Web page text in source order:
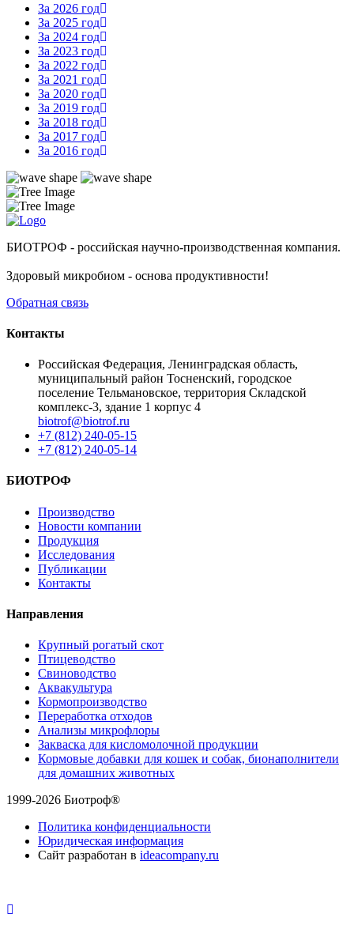
За 2026 год
За 2025 год
За 2024 год
За 2023 год
За 2022 год
За 2021 год
За 2020 год
За 2019 год
За 2018 год
За 2017 год
За 2016 год
БИОТРОФ - российская научно-производственная компания.
Здоровый микробиом - основа продуктивности!
Обратная связь
Контакты
Российская Федерация, Ленинградская область,
муниципальный район Тосненский, городское
поселение Тельмановское, территория Складской
комплекс-3, здание 1 корпус 4
biotrof@biotrof.ru
+7 (812) 240-05-15
+7 (812) 240-05-14
БИОТРОФ
Производство
Новости компании
Продукция
Исследования
Публикации
Контакты
Направления
Крупный рогатый скот
Птицеводство
Свиноводство
Аквакультура
Кормопроизводство
Переработка отходов
Анализы микрофлоры
Закваска для кисломолочной продукции
Кормовые добавки для кошек и собак, бионаполнители
для домашних животных
1999-2026 Биотроф®
Политика конфиденциальности
Юридическая информация
Сайт разработан в ideacompany.ru